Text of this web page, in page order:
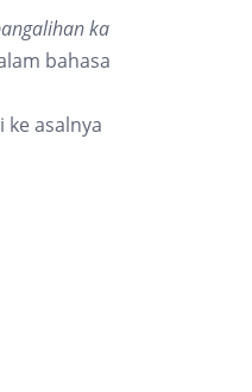
ka
bahasa
asalnya